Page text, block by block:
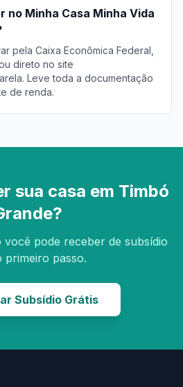
no Minha Casa Minha Vida
pela Caixa Econômica Federal,
direto no site
Leve toda a documentação
de renda.
sua casa em Timbó
pode receber de subsídio
primeiro passo.
Subsídio Grátis